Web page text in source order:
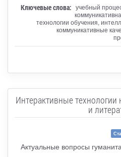
Ключевые слова: учебный
технологии обучения,
коммуникативные
Интерактивные технологии
и
Актуальные вопросы